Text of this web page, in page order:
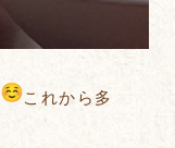
これから多